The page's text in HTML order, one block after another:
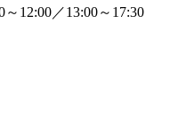
12:00／13:00～17:30